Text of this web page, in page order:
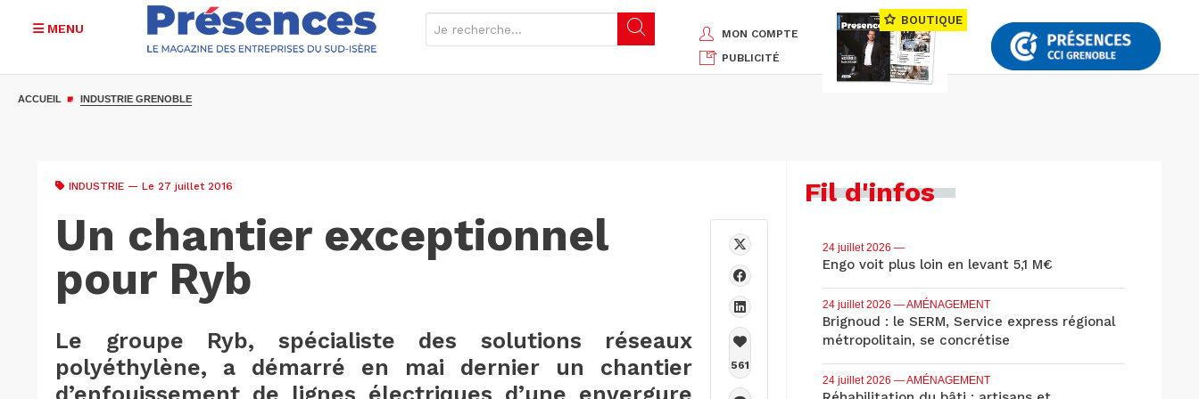
MENU
MON COMPTE
PUBLICITÉ
BOUTIQUE
ACCUEIL INDUSTRIE GRENOBLE
INDUSTRIE — Le 27 juillet 2016
Un chantier exceptionnel
pour Ryb
Le groupe Ryb, spécialiste des solutions réseaux
polyéthylène, a démarré en mai dernier un chantier
561
Fil d'infos
24 juillet 2026 —
Engo voit plus loin en levant 5,1 M€
24 juillet 2026 — AMÉNAGEMENT
Brignoud : le SERM, Service express régional
métropolitain, se concrétise
24 juillet 2026 — AMÉNAGEMENT